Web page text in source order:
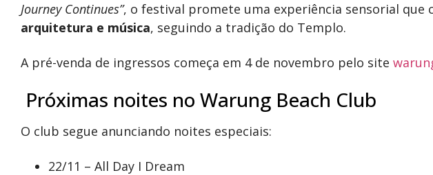
Journey Continues”, o festival promete uma experiência sensorial que
arquitetura e música, seguindo a tradição do Templo.
A pré-venda de ingressos começa em 4 de novembro pelo site
Próximas noites no Warung Beach Club
O club segue anunciando noites especiais:
22/11 – All Day I Dream